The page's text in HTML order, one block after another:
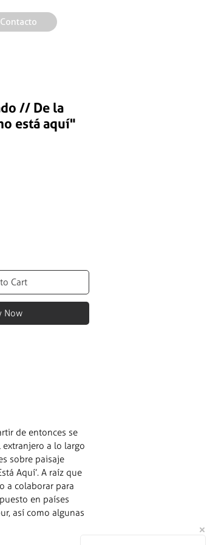
Contacto
// De la
está aquí"
Cart
Now
de entonces se
a lo largo
sobre paisaje
Aquí’. A raíz que
a colaborar para
en países
así como algunas